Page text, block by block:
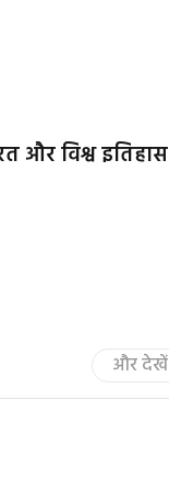
और देखें